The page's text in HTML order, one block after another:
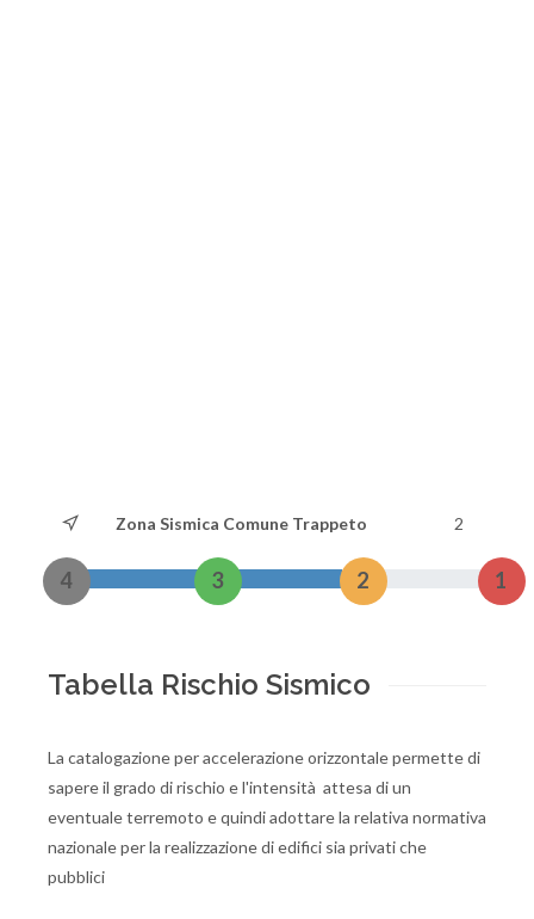
Zona Sismica Comune Trappeto 2
4 3 2 1
Tabella Rischio Sismico
La catalogazione per accelerazione orizzontale permette di
sapere il grado di rischio e l'intensità attesa di un
eventuale terremoto e quindi adottare la relativa normativa
nazionale per la realizzazione di edifici sia privati che
pubblici